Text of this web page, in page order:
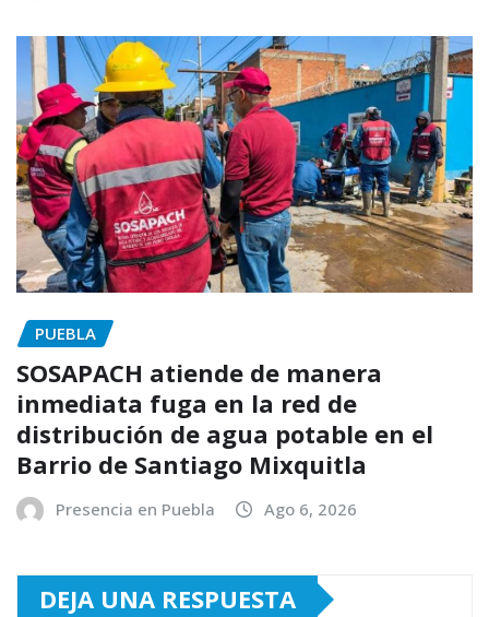
PUEBLA
SOSAPACH atiende de manera
inmediata fuga en la red de
distribución de agua potable en el
Barrio de Santiago Mixquitla
Presencia en Puebla Ago 6, 2026
DEJA UNA RESPUESTA